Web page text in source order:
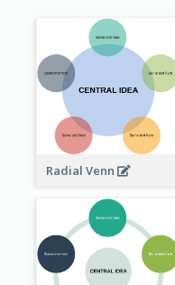
Radial Venn